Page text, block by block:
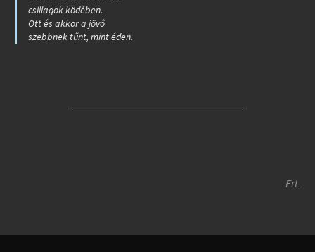
csillagok ködében.
Ott és akkor a jövő
szebbnek tűnt, mint éden.
FrL